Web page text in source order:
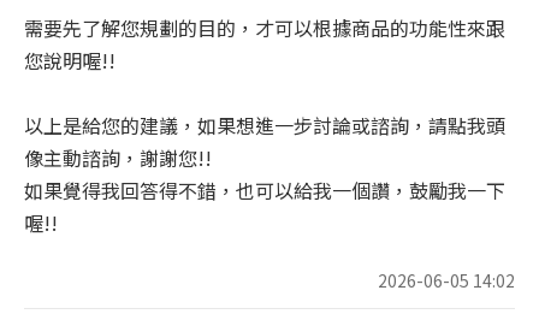
需要先了解您規劃的目的，才可以根據商品的功能性來跟
您說明喔!!
以上是給您的建議，如果想進一步討論或諮詢，請點我頭
像主動諮詢，謝謝您!!
如果覺得我回答得不錯，也可以給我一個讚，鼓勵我一下
喔!!
2026-06-05 14:02